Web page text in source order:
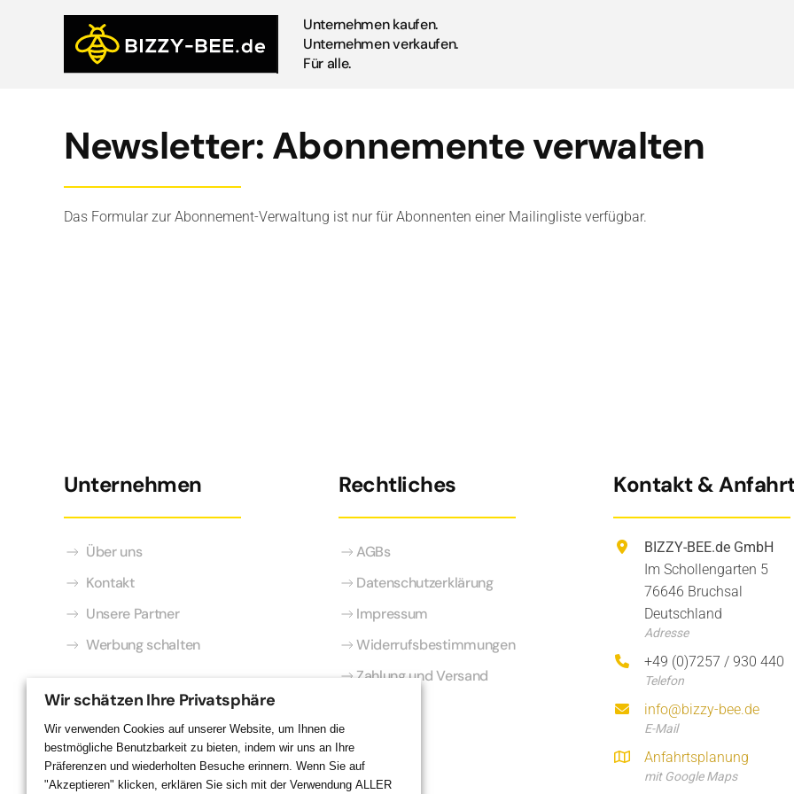
Unternehmen kaufen.
Unternehmen verkaufen.
Für alle.
Newsletter: Abonnemente verwalten
Das Formular zur Abonnement-Verwaltung ist nur für Abonnenten einer Mailingliste verfügbar.
Unternehmen
Über uns
Kontakt
Unsere Partner
Werbung schalten
Rechtliches
AGBs
Datenschutzerklärung
Impressum
Widerrufsbestimmungen
Zahlung und Versand
Kontakt &
BIZZY-BEE.de GmbH
Im Schollengarten 5
76646 Bruchsal
Deutschland
Adresse
+49 (0)7257 / 930 440
Telefon
info@bizzy-bee.de
E-Mail
Anfahrtsplanung
mit Google Maps
Wir schätzen Ihre Privatsphäre
Wir verwenden Cookies auf unserer Website, um Ihnen die
bestmögliche Benutzbarkeit zu bieten, indem wir uns an Ihre
Präferenzen und wiederholten Besuche erinnern. Wenn Sie auf
"Akzeptieren" klicken, erklären Sie sich mit der Verwendung ALLER